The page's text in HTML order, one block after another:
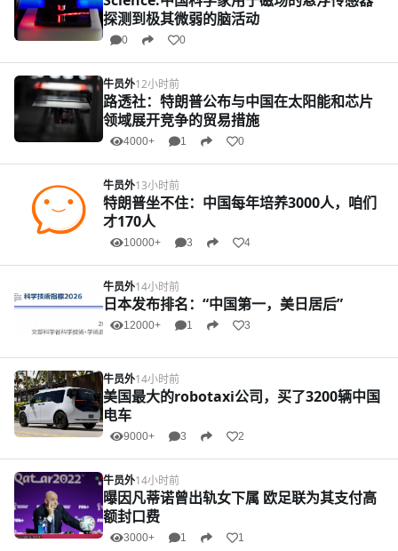
探测到极其微弱的脑活动
0 0
牛员外12小时前
路透社：特朗普公布与中国在太阳能和芯片
领域展开竞争的贸易措施
4000+ 1 0
牛员外13小时前
特朗普坐不住：中国每年培养3000人，咱们
才170人
10000+ 3 4
牛员外14小时前
日本发布排名：“中国第一，美日居后”
12000+ 1 3
牛员外14小时前
美国最大的robotaxi公司，买了3200辆中国
电车
9000+ 3 2
牛员外14小时前
曝因凡蒂诺曾出轨女下属 欧足联为其支付高
额封口费
3000+ 1 1